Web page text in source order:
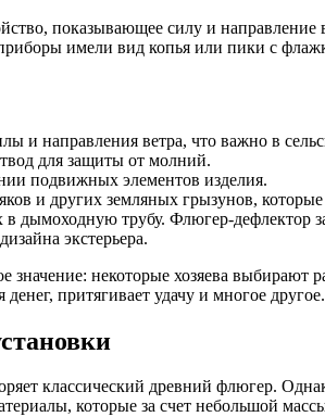
показывающее силу и направление
имели вид копья или пики с
и направления ветра, что важно в
для защиты от молний.
подвижных элементов изделия.
и других земляных грызунов,
в дымоходную трубу. Флюгер-дефлектор
экстерьера.
некоторые хозяева
притягивает удачу и многое другое.
классический древний флюгер.
которые за счет небольшой